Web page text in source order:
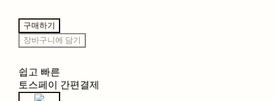
구매하기
장바구니에 담기
쉽고 빠른
토스페이 간편결제